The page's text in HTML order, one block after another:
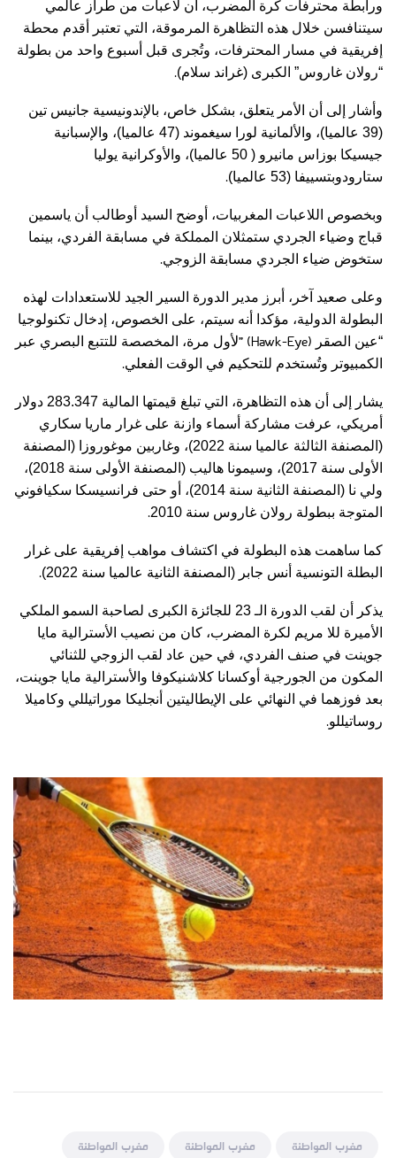
ورابطة محترفات كرة المضرب، أن لاعبات من طراز عالمي
سيتنافسن خلال هذه التظاهرة المرموقة، التي تعتبر أقدم محطة
إفريقية في مسار المحترفات، وتُجرى قبل أسبوع واحد من بطولة
“رولان غاروس” الكبرى (غراند سلام).
وأشار إلى أن الأمر يتعلق، بشكل خاص، بالإندونيسية جانيس تين
(39 عالميا)، والألمانية لورا سيغموند (47 عالميا)، والإسبانية
جيسيكا بوزاس مانيرو ( 50 عالميا)، والأوكرانية يوليا
ستارودوبتسييفا (53 عالميا)
.
وبخصوص اللاعبات المغربيات، أوضح السيد أوطالب أن ياسمين
قباج وضياء الجردي ستمثلان المملكة في مسابقة الفردي، بينما
ستخوض ضياء الجردي مسابقة الزوجي.
وعلى صعيد آخر، أبرز مدير الدورة السير الجيد للاستعدادات لهذه
البطولة الدولية، مؤكدا أنه سيتم، على الخصوص، إدخال تكنولوجيا
“عين الصقر ” (Hawk-Eye)لأول مرة، المخصصة للتتبع البصري عبر
الكمبيوتر وتُستخدم للتحكيم في الوقت الفعلي.
يشار إلى أن هذه التظاهرة، التي تبلغ قيمتها المالية 283.347 دولار
أمريكي، عرفت مشاركة أسماء وازنة على غرار ماريا سكاري
(المصنفة الثالثة عالميا سنة 2022)، وغاربين موغوروزا (المصنفة
الأولى سنة 2017)، وسيمونا هاليب (المصنفة الأولى سنة 2018)،
ولي نا (المصنفة الثانية سنة 2014)، أو حتى فرانسيسكا سكيافوني
المتوجة ببطولة رولان غاروس سنة 2010
.
كما ساهمت هذه البطولة في اكتشاف مواهب إفريقية على غرار
البطلة التونسية أنس جابر (المصنفة الثانية عالميا سنة 2022)
.
يذكر أن لقب الدورة الـ 23 للجائزة الكبرى لصاحبة السمو الملكي
الأميرة للا مريم لكرة المضرب، كان من نصيب الأسترالية مايا
جوينت في صنف الفردي، في حين عاد لقب الزوجي للثنائي
المكون من الجورجية أوكسانا كلاشنيكوفا والأسترالية مايا جوينت،
بعد فوزهما في النهائي على الإيطاليتين أنجليكا موراتيللي وكاميلا
روساتيللو.
مغرب المواطنة مغرب المواطنة
مغرب المواطنة